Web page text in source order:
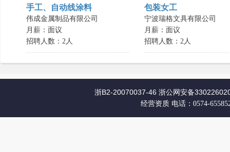
手工、自动线涂料
伟成金属制品有限公司
月薪：面议
招聘人数：2人
包装女工
宁波瑞格文具有限公司
月薪：面议
招聘人数：2人
浙B2-20070037-46 浙公网安备
经营资质 电话：0574-